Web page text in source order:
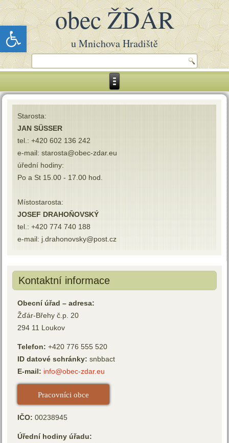
Open toolbar obec ŽĎÁR
u Mnichova Hradiště
Starosta:
JAN SÜSSER
tel.: +420 602 136 242
e-mail: starosta@obec-zdar.eu
úřední hodiny:
Po a St 15.00 - 17.00 hod.
Místostarosta:
JOSEF DRAHOŇOVSKÝ
tel.: +420 774 740 188
e-mail: j.drahonovsky@post.cz
Kontaktní informace
Obecní úřad – adresa:
Žďár-Břehy č.p. 20
294 11 Loukov
Telefon: +420 776 555 520
ID datové schránky: snbbact
E-mail: info@obec-zdar.eu
Pracovníci obce
IČO: 00238945
Úřední hodiny úřadu: